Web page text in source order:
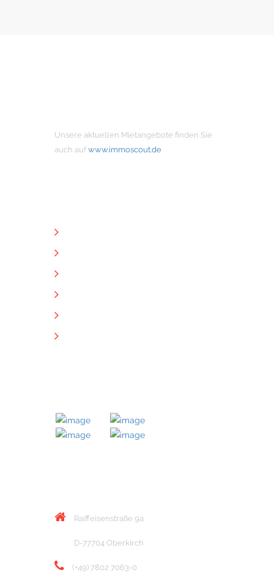
Unsere aktuellen Mietangebote finden Sie
auch auf www.immoscout.de
Raiffeisenstraße 9a
D-77704 Oberkirch
(+49) 7802 7063-0